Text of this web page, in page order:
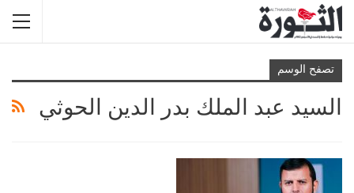
تصفح الوسم
السيد عبد الملك بدر الدين الحوثي